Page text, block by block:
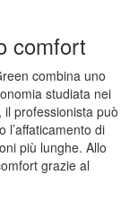
comfort
combina uno
studiata nei
il professionista può
l’affaticamento di
più lunghe. Allo
grazie al